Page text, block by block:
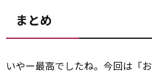
まとめ
いやー最高でしたね。今回は「